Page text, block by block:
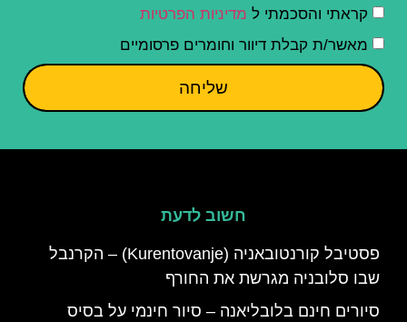
קראתי והסכמתי ל מדיניות הפרטיות
מאשר/ת קבלת דיוור וחומרים פרסומיים
שליחה
חשוב לדעת
פסטיבל קורנטובאניה (Kurentovanje) – הקרנבל
שבו סלובניה מגרשת את החורף
סיורים חינם בלובליאנה – סיור חינמי על בסיס